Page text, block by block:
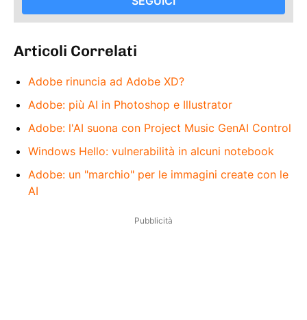
Articoli Correlati
Adobe rinuncia ad Adobe XD?
Adobe: più AI in Photoshop e Illustrator
Adobe: l'AI suona con Project Music GenAI Control
Windows Hello: vulnerabilità in alcuni notebook
Adobe: un "marchio" per le immagini create con le
AI
Pubblicità